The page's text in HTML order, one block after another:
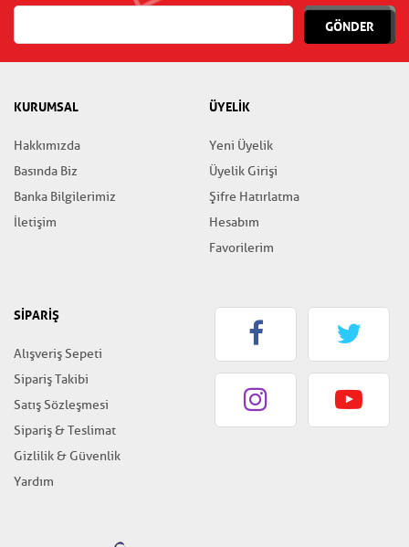
GÖNDER
KURUMSAL
Hakkımızda
Basında Biz
Banka Bilgilerimiz
İletişim
ÜYELİK
Yeni Üyelik
Üyelik Girişi
Şifre Hatırlatma
Hesabım
Favorilerim
SİPARİŞ
Alışveriş Sepeti
Sipariş Takibi
Satış Sözleşmesi
Sipariş & Teslimat
Gizlilik & Güvenlik
Yardım